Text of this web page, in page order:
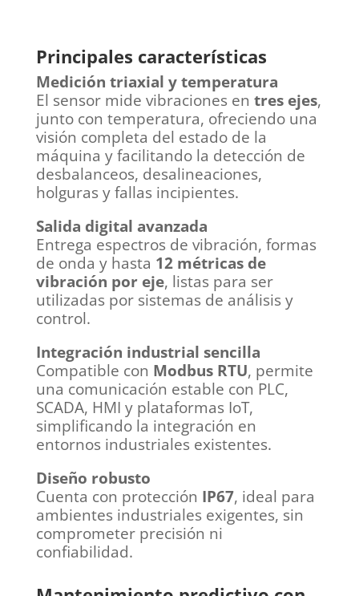
Principales características
Medición triaxial y temperatura
El sensor mide vibraciones en tres ejes,
junto con temperatura, ofreciendo una
visión completa del estado de la
máquina y facilitando la detección de
desbalanceos, desalineaciones,
holguras y fallas incipientes.
Salida digital avanzada
Entrega espectros de vibración, formas
de onda y hasta 12 métricas de
vibración por eje, listas para ser
utilizadas por sistemas de análisis y
control.
Integración industrial sencilla
Compatible con Modbus RTU, permite
una comunicación estable con PLC,
SCADA, HMI y plataformas IoT,
simplificando la integración en
entornos industriales existentes.
Diseño robusto
Cuenta con protección IP67, ideal para
ambientes industriales exigentes, sin
comprometer precisión ni
confiabilidad.